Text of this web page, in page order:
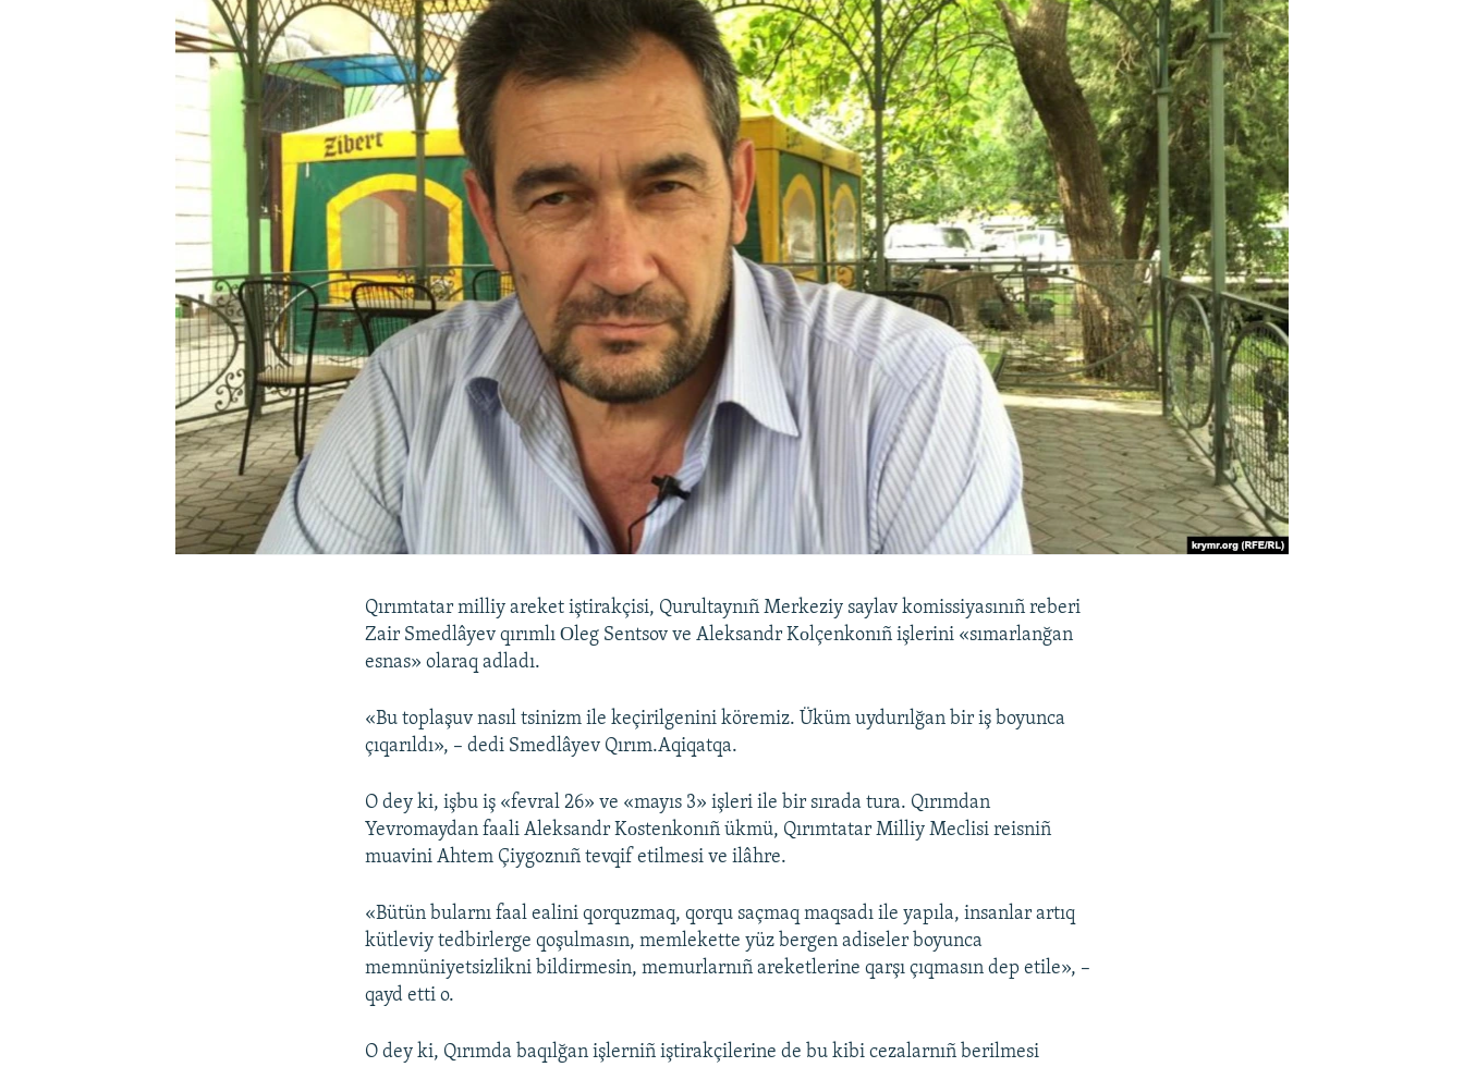
Qırımtatar milliy areket iştirakçisi, Qurultaynıñ Merkeziy saylav komissiyasınıñ reberi
Zair Smedlâyev qırımlı Оleg Sentsov ve Aleksandr Kоlçenkonıñ işlerini «sımarlanğan
esnas» olaraq adladı.
«Bu toplaşuv nasıl tsinizm ile keçirilgenini köremiz. Üküm uydurılğan bir iş boyunca
çıqarıldı», – dedi Smedlâyev Qırım.Aqiqatqa.
O dey ki, işbu iş «fevral 26» ve «mayıs 3» işleri ile bir sırada tura. Qırımdan
Yevromaydan faali Aleksandr Kоstenkonıñ ükmü, Qırımtatar Milliy Meclisi reisniñ
muavini Ahtem Çiygoznıñ tevqif etilmesi ve ilâhre.
«Bütün bularnı faal ealini qorquzmaq, qorqu saçmaq maqsadı ile yapıla, insanlar artıq
kütleviy tedbirlerge qoşulmasın, memlekette yüz bergen adiseler boyunca
memnüniyetsizlikni bildirmesin, memurlarnıñ areketlerine qarşı çıqmasın dep etile», –
qayd etti o.
O dey ki, Qırımda baqılğan işlerniñ iştirakçilerine de bu kibi cezalarnıñ berilmesi